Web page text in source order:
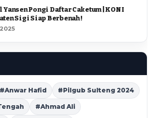
Yansen Pongi Daftar Caketum | KONI
Sigi Siap Berbenah !
Hafid #Pilgub Sulteng 2024
#Ahmad Ali